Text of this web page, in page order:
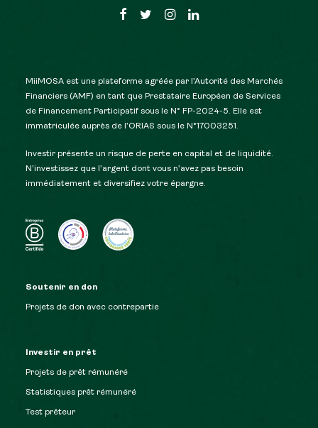
MiiMOSA est une plateforme agréée par l’Autorité des Marchés
Financiers (AMF) en tant que Prestataire Européen de Services
de Financement Participatif sous le N° FP-2024-5. Elle est
immatriculée auprès de l’ORIAS sous le N°17003251.
Investir présente un risque de perte en capital et de liquidité.
N’investissez que l’argent dont vous n’avez pas besoin
immédiatement et diversifiez votre épargne.
Soutenir en don
Projets de don avec contrepartie
Investir en prêt
Projets de prêt rémunéré
Statistiques prêt rémunéré
Test prêteur